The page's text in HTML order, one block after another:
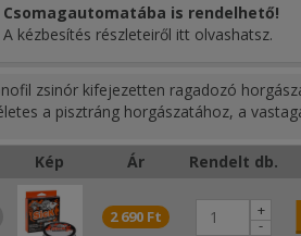
Csomagautomatába is rendelhető!
A kézbesítés részleteiről itt olvashatsz.
zsinór kifejezetten ragadozó
a pisztráng horgászatához, a
Kép Ár Rendelt db.
2 690 Ft -
+